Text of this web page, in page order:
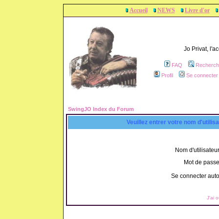
Accueil NEWS Livre d'or
Jo Privat,
FAQ
Profil
Se
SwingJO Index du Forum
Veuillez entrer votre nom
Nom
Mot de
Se connecter
J'ai